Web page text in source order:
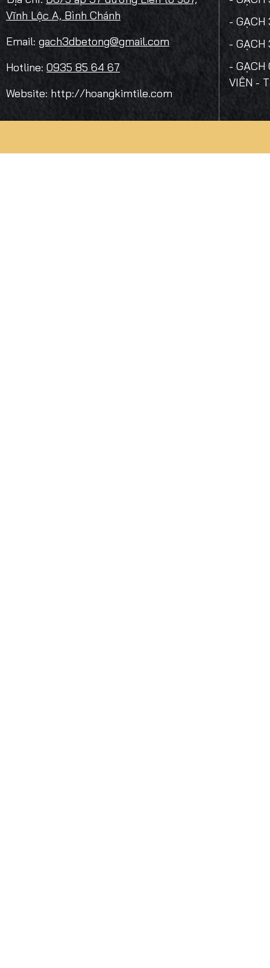
Vĩnh Lộc A, Bình Chánh
Email: gach3dbetong@gmail.com
Hotline: 0935 85 64 67
Website: http://hoangkimtile.com
- GẠCH
- GẠCH
- GẠCH
VIÊN -